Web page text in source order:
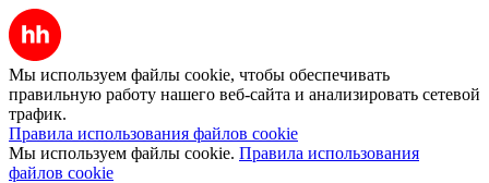
Мы используем файлы cookie, чтобы обеспечивать
правильную работу нашего веб-сайта и анализировать сетевой
трафик.
Правила использования файлов cookie
Мы используем файлы cookie. Правила использования
файлов cookie